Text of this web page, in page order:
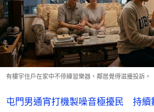
有樓宇住戶在家中不停練習樂器，鄰居覺得滋擾投訴。
屯門男通宵打機製噪音極擾民 持